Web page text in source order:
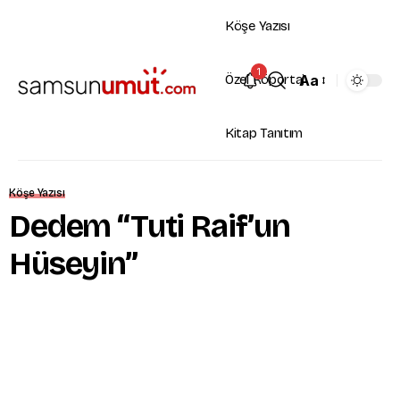
Köşe Yazısı
Özel Röportaj
Kitap Tanıtım
1 Aa
Köşe Yazısı
Dedem “Tuti Raif’un
Hüseyin”